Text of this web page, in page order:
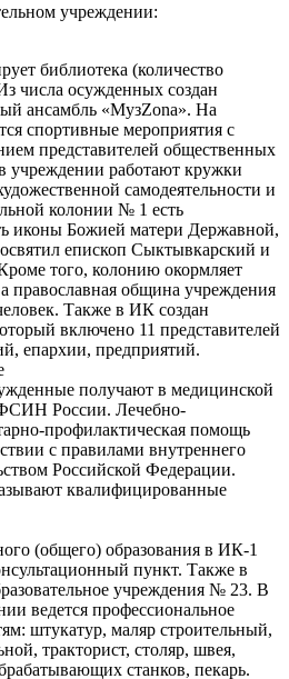
учреждении:
библиотека (количество
числа осужденных создан
ансамбль «МузZona». На
спортивные мероприятия с
представителей общественных
учреждении работают кружки
самодеятельности и
колонии № 1 есть
иконы Божией матери Державной,
епископ Сыктывкарский и
того, колонию окормляет
православная община учреждения
Также в ИК создан
включено 11 представителей
епархии, предприятий.
получают в медицинской
России. Лечебно-
профилактическая помощь
с правилами внутреннего
Российской Федерации.
квалифицированные
(общего) образования в ИК-1
пункт. Также в
учреждения № 23. В
ведется профессиональное
штукатур, маляр строительный,
тракторист, столяр, швея,
станков, пекарь.